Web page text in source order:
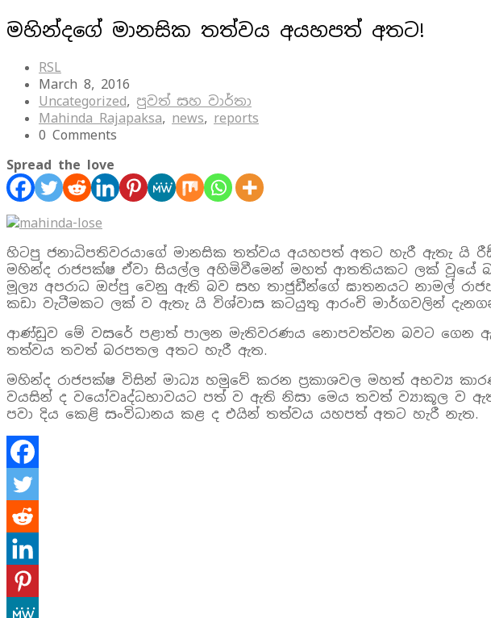
මහින්දගේ මානසික තත්වය අයහපත් අතට!
RSL
March 8, 2016
Uncategorized, පුවත් සහ වාර්තා
Mahinda Rajapaksa, news, reports
0 Comments
Spread the love
හිටපු ජනාධිපතිවරයාගේ මානසික තත්වය අයහපත් අතට හැරී ඇතැ යි
මහින්ද රාජපක්ෂ ඒවා සියල්ල අහිමිවීමෙන් මහත් ආතතියකට ලක් වූයේ
මූල්‍ය අපරාධ ඔප්පු වෙනු ඇති බව සහ තාජුඩීන්ගේ ඝාතනයට නාමල්
කඩා වැටීමකට ලක් ව ඇතැ යි විශ්වාස කටයුතු ආරංචි මාර්ගවලින්
ආණ්ඩුව මේ වසරේ පළාත් පාලන මැතිවරණය නොපවත්වන බවට
තත්වය තවත් බරපතල අතට හැරී ඇත.
මහින්ද රාජපක්ෂ විසින් මාධ්‍ය හමුවේ කරන ප්‍රකාශවල මහත් අභව්‍ය
වයසින් ද වයෝවෘද්ධභාවයට පත් ව ඇති නිසා මෙය තවත් ව්‍යාකූල ව
පවා දිය කෙළි සංවිධානය කළ ද එයින් තත්වය යහපත් අතට හැරී නැත.